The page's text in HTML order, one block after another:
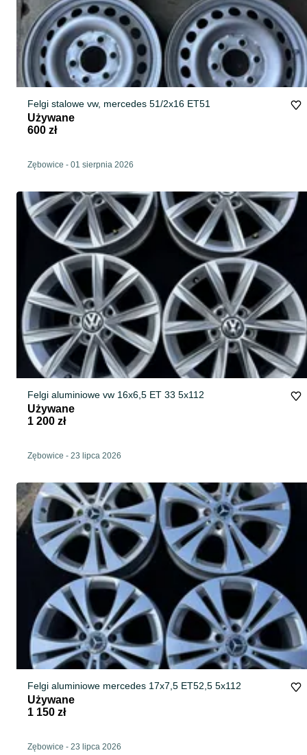
Felgi stalowe vw, mercedes 51/2x16 ET51
Używane
600 zł
Zębowice - 01 sierpnia 2026
Felgi aluminiowe vw 16x6,5 ET 33 5x112
Używane
1 200 zł
Zębowice - 23 lipca 2026
Felgi aluminiowe mercedes 17x7,5 ET52,5 5x112
Używane
1 150 zł
Zębowice - 23 lipca 2026